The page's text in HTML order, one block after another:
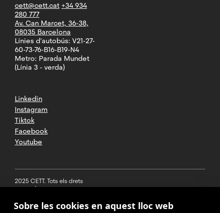
cett@cett.cat +34 934
280 777
Av. Can Marcet, 36-38,
08035 Barcelona
Línies d'autobús: V21-27-
60-73-76-B16-B19-N4
Metro: Parada Mundet
(Línia 3 - verda)
Linkedin
Instagram
Tiktok
Facebook
Youtube
2025 CETT. Tots els drets
reservats
Avís legal
Sobre les cookies en aquest lloc web